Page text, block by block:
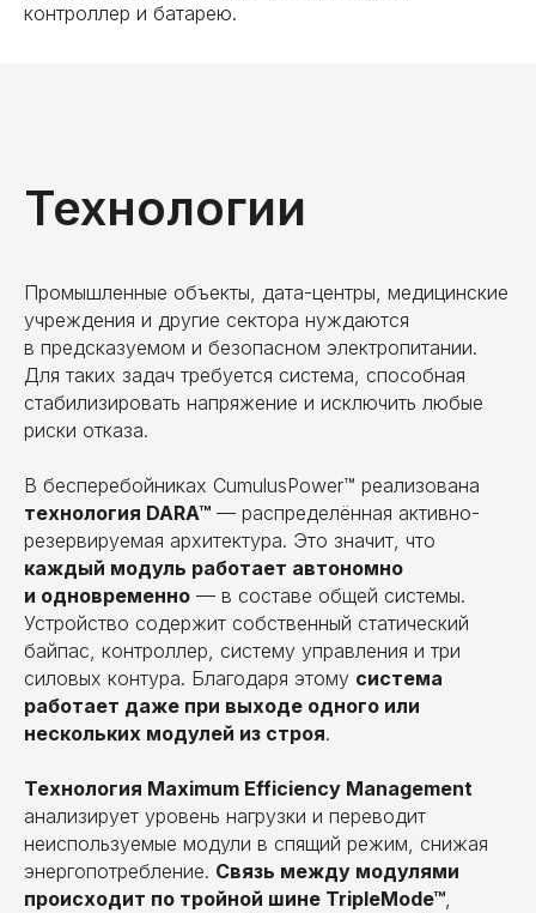
контроллер и батарею.
Технологии
Промышленные объекты, дата-центры, медицинские
учреждения и другие сектора нуждаются
в предсказуемом и безопасном электропитании.
Для таких задач требуется система, способная
стабилизировать напряжение и исключить любые
риски отказа.
В бесперебойниках CumulusPower™ реализована
технология DARA™ — распределённая активно-
резервируемая архитектура. Это значит, что
каждый модуль работает автономно
и одновременно — в составе общей системы.
Устройство содержит собственный статический
байпас, контроллер, систему управления и три
силовых контура. Благодаря этому система
работает даже при выходе одного или
нескольких модулей из строя.
Технология Maximum Efficiency Management
анализирует уровень нагрузки и переводит
неиспользуемые модули в спящий режим, снижая
энергопотребление. Связь между модулями
происходит по тройной шине TripleMode™,